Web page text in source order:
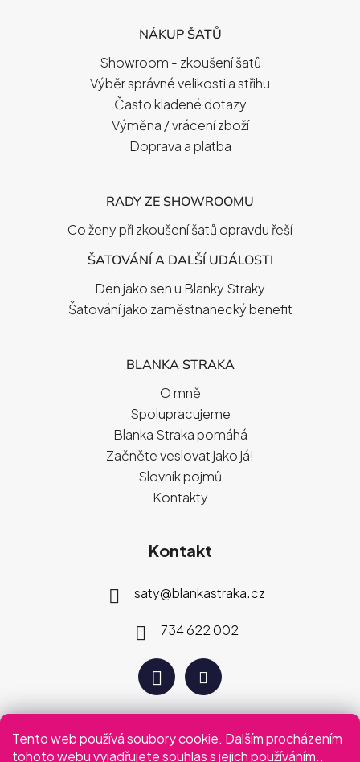
Tento web používá soubory cookie. Dalším procházením
tohoto webu vyjadřujete souhlas s jejich používáním..
NÁKUP ŠATŮ
Showroom - zkoušení šatů
Výběr správné velikosti a střihu
Často kladené dotazy
Výměna / vrácení zboží
Doprava a platba
RADY ZE SHOWROOMU
Co ženy při zkoušení šatů opravdu řeší
ŠATOVÁNÍ A DALŠÍ UDÁLOSTI
Den jako sen u Blanky Straky
Šatování jako zaměstnanecký benefit
BLANKA STRAKA
O mně
Spolupracujeme
Blanka Straka pomáhá
Začněte veslovat jako já!
Slovník pojmů
Kontakty
Kontakt
saty@blankastraka.cz
734 622 002
Plaťte jak vám vyhovuje